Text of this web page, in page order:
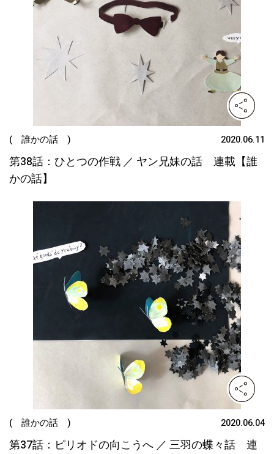
( 誰かの話 ) 2020.06.11
第38話：ひとつの作戦 ／ ヤン兄妹の話 連載【誰
かの話】
( 誰かの話 ) 2020.06.04
第37話：ピリオドの向こうへ ／ 三羽の蝶々話 連